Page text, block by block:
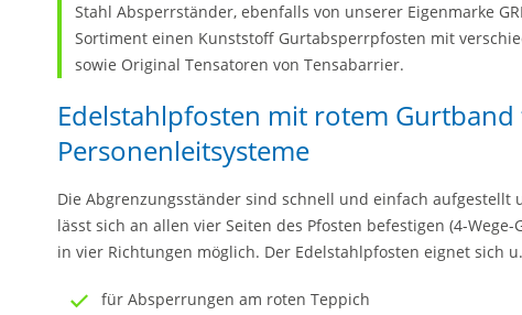
Stahl Absperrständer, ebenfalls von unserer Eigenmarke
Sortiment einen Kunststoff Gurtabsperrpfosten mit
sowie Original Tensatoren von Tensabarrier.
Edelstahlpfosten mit rotem
Personenleitsysteme
Die Abgrenzungsständer sind schnell und einfach aufgestellt
lässt sich an allen vier Seiten des Pfosten befestigen (4-
in vier Richtungen möglich. Der Edelstahlpfosten eignet sich
für Absperrungen am roten Teppich